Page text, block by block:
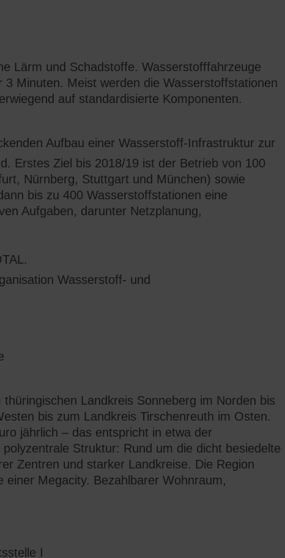
Lärm und Schadstoffe. Wasserstofffahrzeuge
Minuten. Meist werden die Wasserstoffstationen
auf standardisierte Komponenten.
Aufbau einer Wasserstoff-Infrastruktur zur
Erstes Ziel bis 2018/19 ist der Betrieb von 100
Nürnberg, Stuttgart und München) sowie
bis zu 400 Wasserstoffstationen eine
Aufgaben, darunter Netzplanung,
Wasserstoff- und
Landkreis Sonneberg im Norden bis
bis zum Landkreis Tirschenreuth im Osten.
jährlich – das entspricht in etwa der
Struktur: Rund um die dicht besiedelte
Zentren und starker Landkreise. Die Region
Megacity. Bezahlbarer Wohnraum,
I